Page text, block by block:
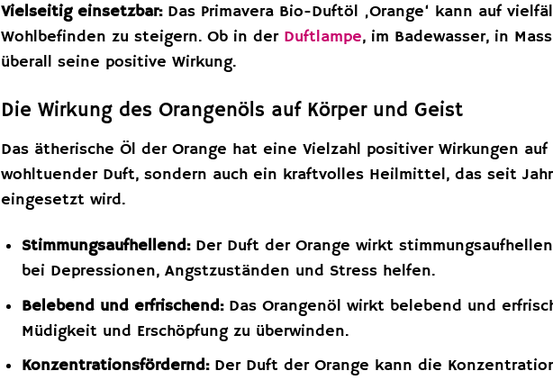
Vielseitig einsetzbar:Das Primavera Bio-Duftöl ‚Orange‘ kann auf
Wohlbefinden zu steigern. Ob in der Duftlampe, im Badewasser, in
überall seine positive Wirkung.
Die Wirkung des Orangenöls auf Körper und Geist
Das ätherische Öl der Orange hat eine Vielzahl positiver Wirkungen
wohltuender Duft, sondern auch ein kraftvolles Heilmittel, das seit
eingesetzt wird.
Stimmungsaufhellend:Der Duft der Orange wirkt
bei Depressionen, Angstzuständen und Stress helfen.
Belebend und erfrischend:Das Orangenöl wirkt belebend und
Müdigkeit und Erschöpfung zu überwinden.
Konzentrationsfördernd:Der Duft der Orange kann die